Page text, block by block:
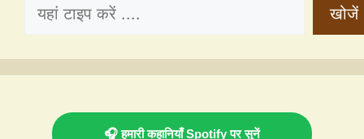
खोजें
🎧 हमारी कहानियाँ Spotify पर सुनें